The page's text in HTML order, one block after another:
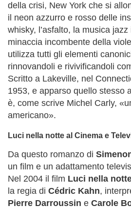
della crisi, New York che si
il neon azzurro e rosso delle
whisky, l’asfalto, la musica
minaccia incombente della
utilizza tutti gli elementi
rinnovandoli e rivivificandoli
Scritto a Lakeville, nel
1953, e apparso quello stesso
è, come scrive Michel Carly,
americano».
Luci nella notte al Cinema e
Da questo romanzo di
un film e un adattamento
Nel 2004 il film Luci nella
la regia di Cédric Kahn,
Pierre Darroussin e Carole